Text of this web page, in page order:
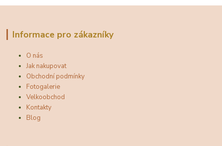
Informace pro zákazníky
O nás
Jak nakupovat
Obchodní podmínky
Fotogalerie
Velkoobchod
Kontakty
Blog